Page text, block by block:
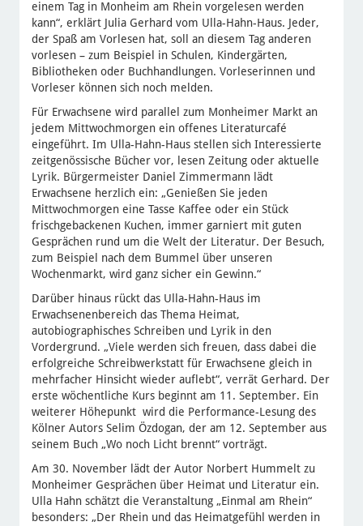
einem Tag in Monheim am Rhein vorgelesen werden
kann“, erklärt Julia Gerhard vom Ulla-Hahn-Haus. Jeder,
der Spaß am Vorlesen hat, soll an diesem Tag anderen
vorlesen – zum Beispiel in Schulen, Kindergärten,
Bibliotheken oder Buchhandlungen. Vorleserinnen und
Vorleser können sich noch melden.
Für Erwachsene wird parallel zum Monheimer Markt an
jedem Mittwochmorgen ein offenes Literaturcafé
eingeführt. Im Ulla-Hahn-Haus stellen sich Interessierte
zeitgenössische Bücher vor, lesen Zeitung oder aktuelle
Lyrik. Bürgermeister Daniel Zimmermann lädt
Erwachsene herzlich ein: „Genießen Sie jeden
Mittwochmorgen eine Tasse Kaffee oder ein Stück
frischgebackenen Kuchen, immer garniert mit guten
Gesprächen rund um die Welt der Literatur. Der Besuch,
zum Beispiel nach dem Bummel über unseren
Wochenmarkt, wird ganz sicher ein Gewinn.“
Darüber hinaus rückt das Ulla-Hahn-Haus im
Erwachsenenbereich das Thema Heimat,
autobiographisches Schreiben und Lyrik in den
Vordergrund. „Viele werden sich freuen, dass dabei die
erfolgreiche Schreibwerkstatt für Erwachsene gleich in
mehrfacher Hinsicht wieder auflebt“, verrät Gerhard. Der
erste wöchentliche Kurs beginnt am 11. September. Ein
weiterer Höhepunkt wird die Performance-Lesung des
Kölner Autors Selim Özdogan, der am 12. September aus
seinem Buch „Wo noch Licht brennt“ vorträgt.
Am 30. November lädt der Autor Norbert Hummelt zu
Monheimer Gesprächen über Heimat und Literatur ein.
Ulla Hahn schätzt die Veranstaltung „Einmal am Rhein“
besonders: „Der Rhein und das Heimatgefühl werden in